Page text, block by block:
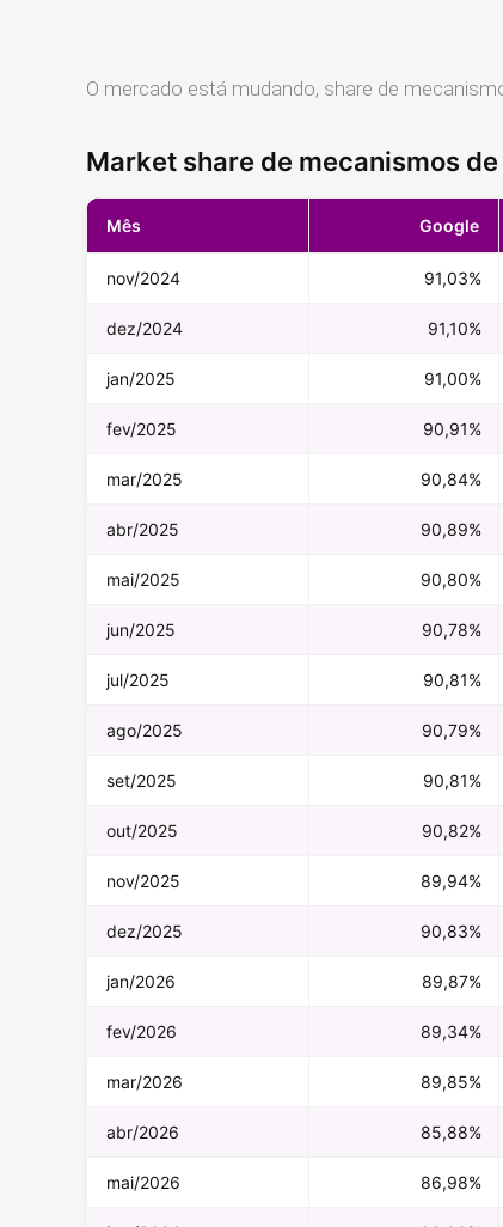
O mercado está mudando, share de
Market share de mecanismos
Mês Google
nov/2024 91,03%
dez/2024 91,10%
jan/2025 91,00%
fev/2025 90,91%
mar/2025 90,84%
abr/2025 90,89%
mai/2025 90,80%
jun/2025 90,78%
jul/2025 90,81%
ago/2025 90,79%
set/2025 90,81%
out/2025 90,82%
nov/2025 89,94%
dez/2025 90,83%
jan/2026 89,87%
fev/2026 89,34%
mar/2026 89,85%
abr/2026 85,88%
mai/2026 86,98%